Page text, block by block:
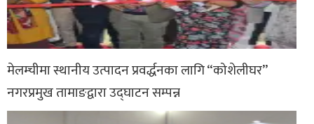
मेलम्चीमा स्थानीय उत्पादन प्रवर्द्धनका लागि “कोशेलीघर”
नगरप्रमुख तामाङद्वारा उद्घाटन सम्पन्न